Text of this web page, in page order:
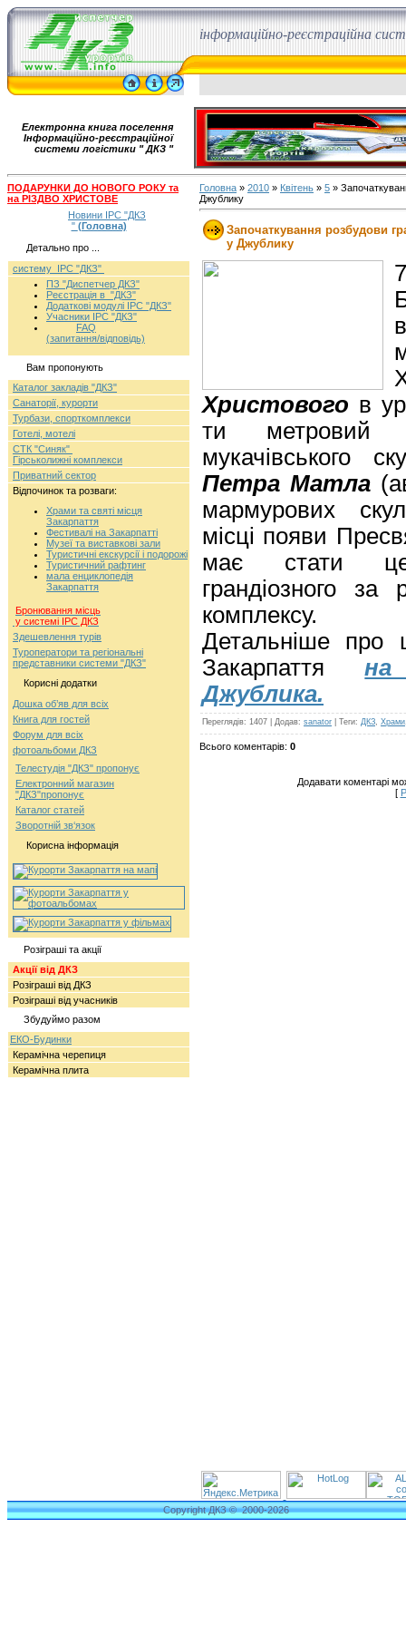
інформаційно-реєстраційна
Електронна книга поселення
Інформаційно-реєстраційної
системи логістики " ДКЗ "
ПОДАРУНКИ ДО НОВОГО РОКУ та
на РІЗДВО ХРИСТОВЕ
Новини ІРС "ДКЗ
" (Головна)
Детально про ...
систему ІРС "ДКЗ"
ПЗ "Диспетчер ДКЗ"
Реєстрація в "ДКЗ"
Додаткові модулі ІРС "ДКЗ"
Учасники ІРС "ДКЗ"
FAQ
(запитання/відповідь)
Вам пропонують
Каталог закладів "ДКЗ"
Санаторії, курорти
Турбази, спорткомплекси
Готелі, мотелі
СТК "Синяк"
Гірськолижні комплекси
Приватний сектор
Відпочинок та розваги:
Храми та святі місця
Закарпаття
Фестивалі на Закарпатті
Музеї та виставкові зали
Туристичні екскурсії і подорожі
Туристичний рафтинг
мала енциклопедія
Закарпаття
Бронювання місць
у системі ІРС ДКЗ
Здешевлення турів
Туроператори та регіональні
представники системи "ДКЗ"
Корисні додатки
Дошка об’яв для всіх
Книга для гостей
Форум для всіх
фотоальбоми ДКЗ
Телестудія "ДКЗ" пропонує
Електронний магазин
"ДКЗ"пропонує
Каталог статей
Зворотній зв‘язок
Корисна інформація
Розіграші та акції
Акції від ДКЗ
Розіграші від ДКЗ
Розіграші від учасників
Збудуймо разом
ЕКО-Будинки
Керамічна черепиця
Керамічна плита
Головна » 2010 » Квітень » 5 »
Джублику
Започаткування розбудови
у Джублику
Христового в
ти метровий
мукачівського
Петра Матла
мармурових
місці появи
має стати
грандіозного
комплексу.
Детальніше про
Закарпаттяна
Джублика.
Переглядів: 1407 | Додав: sanator Теги: ДКЗ, Храми
Всього коментарів: 0
Додавати коментарі
[
Copyright ДКЗ © 2000-2026